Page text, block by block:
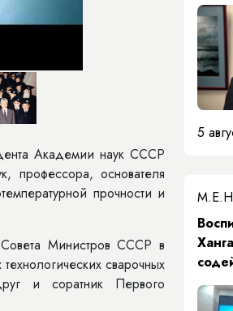
Академии наук СССР
профессора, основателя
прочности и
Министров СССР в
сварочных
и соратник Первого
5